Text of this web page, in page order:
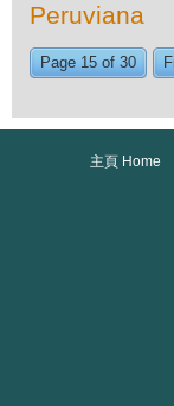
Peruviana
Page 15 of 30
主頁 Home